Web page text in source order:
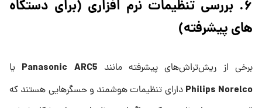
۶. بررسی تنظیمات نرم‌ افزاری (برای دستگاه‌
های پیشرفته)
برخی از ریش‌تراش‌های پیشرفته مانند Panasonic ARC5 یا
Philips Norelco دارای تنظیمات هوشمند و حسگرهایی هستند که